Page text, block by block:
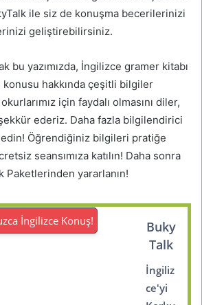
ile siz de konuşma becerilerinizi
geliştirebilirsiniz.
bu yazımızda, İngilizce gramer kitabı
hakkında çeşitli bilgiler
için faydalı olmasını diler,
ederiz. Daha fazla bilgilendirici
Öğrendiğiniz bilgileri pratiğe
seansımıza katılın! Daha sonra
Paketlerinden yararlanın!
İngilizce Konuş!
Buky
Talk
İngiliz
ce'yi